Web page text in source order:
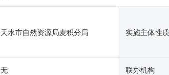
天水市自然资源局麦积分局 实施主体性质
无 联办机构